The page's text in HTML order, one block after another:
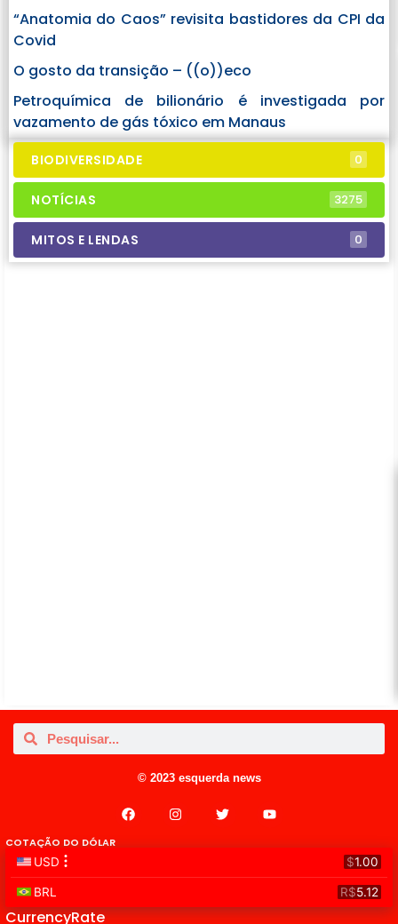
“Anatomia do Caos” revisita bastidores da CPI da
Covid
O gosto da transição – ((o))eco
Petroquímica de bilionário é investigada por
vazamento de gás tóxico em Manaus
BIODIVERSIDADE 0
NOTÍCIAS 3275
MITOS E LENDAS 0
© 2023 esquerda news
COTAÇÃO DO DÓLAR
CurrencyRate